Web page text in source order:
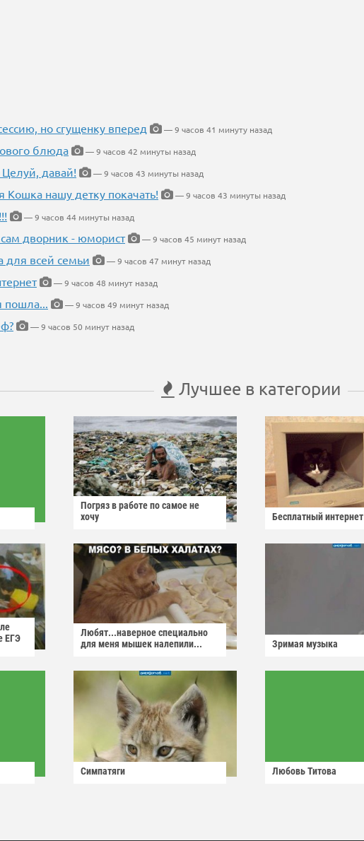
но сгущенку вперед
— 9 часов 41 минуту назад
блюда
— 9 часов 42 минуты назад
Целуй, давай!
— 9 часов 43 минуты назад
Кошка нашу детку покачать!
— 9 часов 43 минуты назад
— 9 часов 44 минуты назад
дворник - юморист
— 9 часов 45 минут назад
для всей семьи
— 9 часов 47 минут назад
— 9 часов 48 минут назад
пошла...
— 9 часов 49 минут назад
— 9 часов 50 минут назад
Лучшее в категории
Погряз в работе по самое не
хочу
Бесплатный интернет
ЕГЭ
Любят...наверное специально
для меня мышек налепили...
Зримая музыка
Симпатяги Любовь Титова